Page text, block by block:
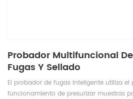
Probador Multifuncional
Fugas Y Sellado
El probador de fugas inteligente utiliza el
funcionamiento de presurizar muestras